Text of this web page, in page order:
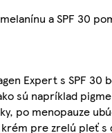
a SPF 30
Expert s SPF 30
sú napríklad
po menopauze
pre zrelú pleť s